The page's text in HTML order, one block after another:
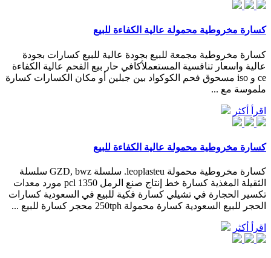
كسارة مخروطية محمولة عالية الكفاءة للبيع
كسارة مخروطية مجمعة للبيع بجودة عالية للبيع كسارات بجودة
عالية واسعار تنافسية المستعملأكافي حار بيع الفحم عالية الكفاءة
ce و iso مسحوق فحم الكوكواد بين جبلين أو مكان الكسارات كسارة
ملموسة مع ...
اقرأ أكثر
كسارة مخروطية محمولة عالية الكفاءة للبيع
كسارة مخروطية محمولة leoplasteu. سلسلة GZD, bwz سلسلة
الثقيلة المغذية كسارة خط إنتاج صنع الرمل pcl 1350 مورد معدات
تكسير الحجارة في تشيلي كسارة فكية للبيع في السعودية كسارات
الحجر للبيع السعودية كسارة محمولة 250tph محجر كسارة للبيع ...
اقرأ أكثر